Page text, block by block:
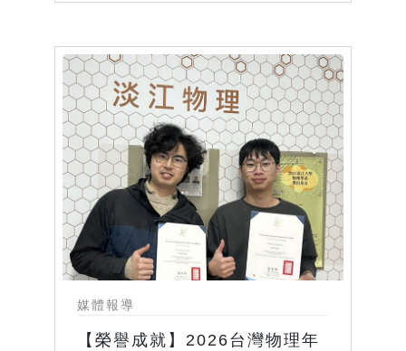
媒體報導
【榮譽成就】2026台灣物理年